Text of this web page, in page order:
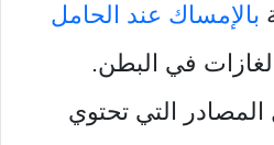
بالإمساك عند الحامل
في البطن.
المصادر التي تحتوي